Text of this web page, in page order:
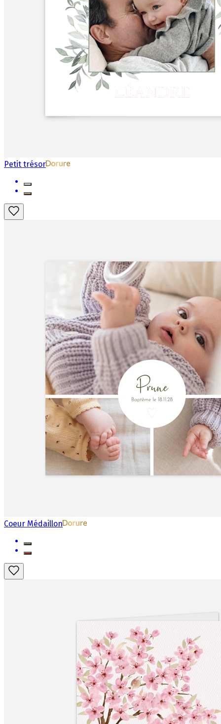
Petit trésor
Coeur Médaillon